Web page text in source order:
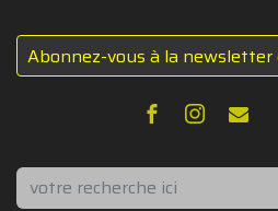
Abonnez-vous à la
Rechercher